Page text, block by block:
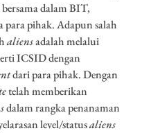
dalam BIT,
para pihak. Adapun salah
aliensadalah melalui
ICSID dengan
dari para pihak. Dengan
telah memberikan
dalam rangka penanaman
level/statusaliens